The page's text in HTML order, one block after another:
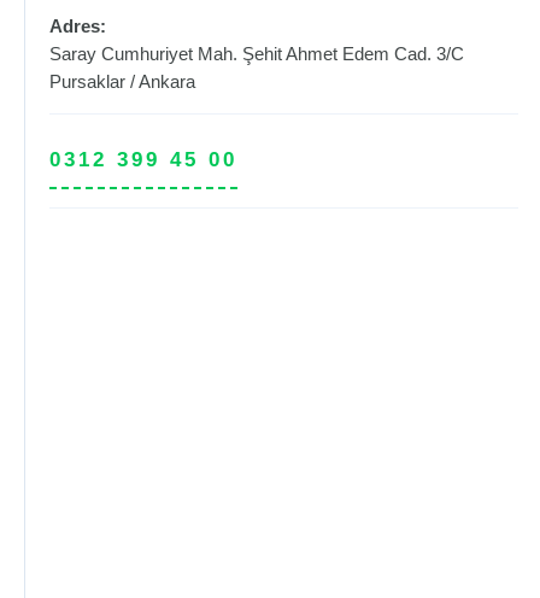
Adres:
Saray Cumhuriyet Mah. Şehit Ahmet Edem Cad. 3/C
Pursaklar /Ankara
0312 399 45 00